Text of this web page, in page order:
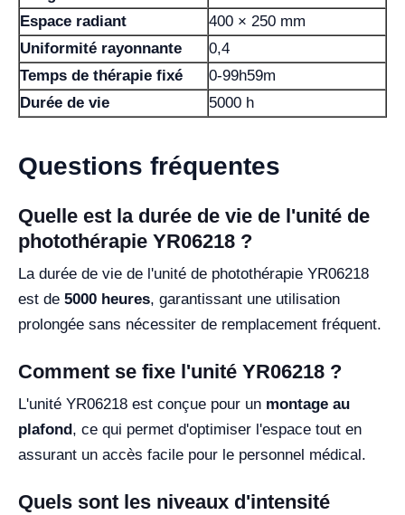
Espace radiant
400 × 250 mm
Uniformité rayonnante
0,4
Temps de thérapie fixé
0-99h59m
Durée de vie
5000 h
Questions fréquentes
Quelle est la durée de vie de l'unité de
photothérapie YR06218 ?
La durée de vie de l'unité de photothérapie YR06218
est de 5000 heures, garantissant une utilisation
prolongée sans nécessiter de remplacement fréquent.
Comment se fixe l'unité YR06218 ?
L'unité YR06218 est conçue pour un montage au
plafond, ce qui permet d'optimiser l'espace tout en
assurant un accès facile pour le personnel médical.
Quels sont les niveaux d'intensité